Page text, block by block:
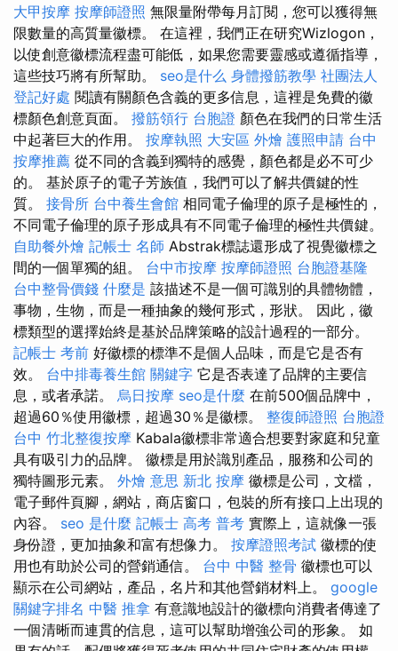
大甲按摩 按摩師證照 無限量附帶每月訂閱，您可以獲得無
限數量的高質量徽標。 在這裡，我們正在研究Wizlogon，
以使創意徽標流程盡可能低，如果您需要靈感或遵循指導，
這些技巧將有所幫助。 seo是什么 身體撥筋教學 社團法人
登記好處 閱讀有關顏色含義的更​​多信息，這裡是免費的徽
標顏色創意頁面。 撥筋領行 台胞證 顏色在我們的日常生活
中起著巨大的作用。 按摩執照 大安區 外燴 護照申請 台中
按摩推薦 從不同的含義到獨特的感覺，顏色都是必不可少
的。 基於原子的電子芳族值，我們可以了解共價鍵的性
質。 接骨所 台中養生會館 相同電子倫理的原子是極性的，
不同電子倫理的原子形成具有不同電子倫理的極性共價鍵。
自助餐外燴 記帳士 名師 Abstrak標誌還形成了視覺徽標之
間的一個單獨的組。 台中市按摩 按摩師證照 台胞證基隆
台中整骨價錢 什麼是 該描述不是一個可識別的具體物體，
事物，生物，而是一種抽象的幾何形式，形狀。 因此，徽
標類型的選擇始終是基於品牌策略的設計過程的一部分。
記帳士 考前 好徽標的標準不是個人品味，而是它是否有
效。 台中排毒養生館 關鍵字 它是否表達了品牌的主要信
息，或者承諾。 烏日按摩 seo是什麼 在前500個品牌中，
超過60％使用徽標，超過30％是徽標。 整復師證照 台胞證
台中 竹北整復按摩 Kabala徽標非常適合想要對家庭和兒童
具有吸引力的品牌。 徽標是用於識別產品，服務和公司的
獨特圖形元素。 外燴 意思 新北 按摩 徽標是公司，文檔，
電子郵件頁腳，網站，商店窗口，包裝的所有接口上出現的
內容。 seo 是什麼 記帳士 高考 普考 實際上，這就像一張
身份證，更加抽象和富有想像力。 按摩證照考試 徽標的使
用也有助於公司的營銷通信。 台中 中醫 整骨 徽標也可以
顯示在公司網站，產品，名片和其他營銷材料上。 google
關鍵字排名 中醫 推拿 有意識地設計的徽標向消費者傳達了
一個清晰而連貫的信息，這可以幫助增強公司的形象。 如